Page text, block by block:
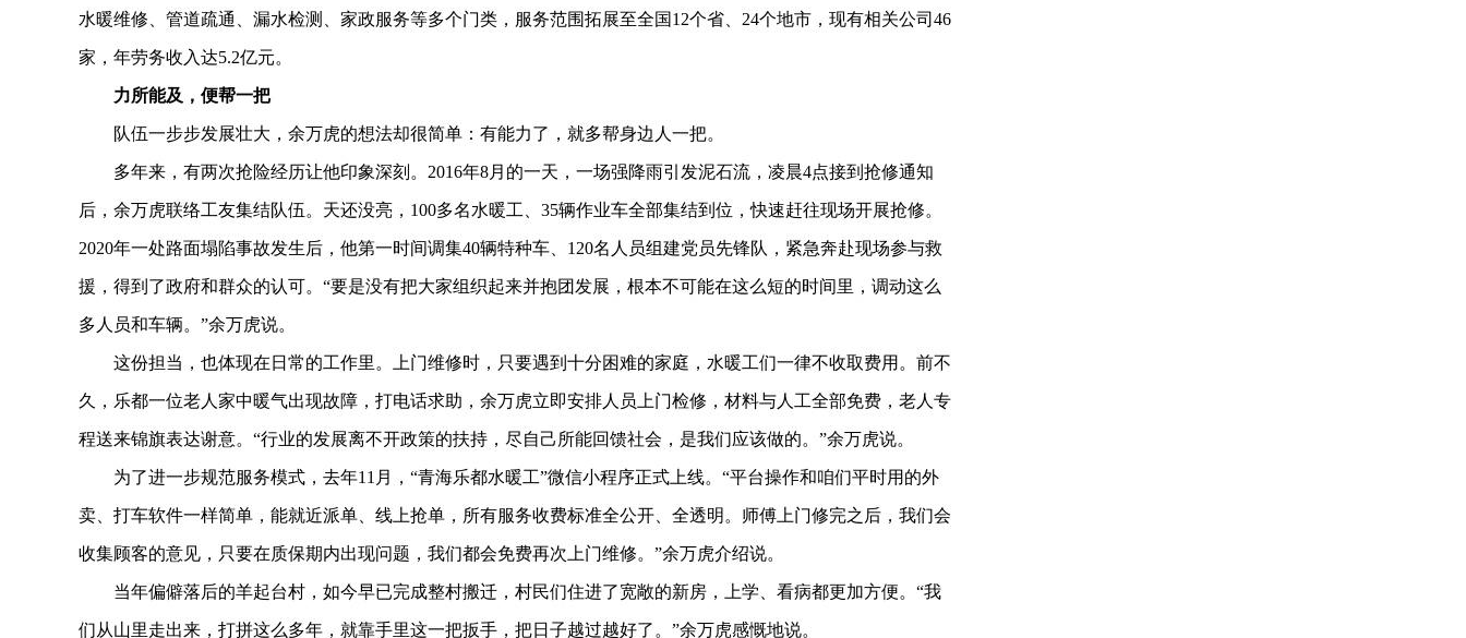
水暖维修、管道疏通、漏水检测、家政服务等多个门类，服务范围拓展至全国12个省、24个地市，现有相关公司46
家，年劳务收入达5.2亿元。
力所能及，便帮一把
队伍一步步发展壮大，余万虎的想法却很简单：有能力了，就多帮身边人一把。
多年来，有两次抢险经历让他印象深刻。2016年8月的一天，一场强降雨引发泥石流，凌晨4点接到抢修通知
后，余万虎联络工友集结队伍。天还没亮，100多名水暖工、35辆作业车全部集结到位，快速赶往现场开展抢修。
2020年一处路面塌陷事故发生后，他第一时间调集40辆特种车、120名人员组建党员先锋队，紧急奔赴现场参与救
援，得到了政府和群众的认可。“要是没有把大家组织起来并抱团发展，根本不可能在这么短的时间里，调动这么
多人员和车辆。”余万虎说。
这份担当，也体现在日常的工作里。上门维修时，只要遇到十分困难的家庭，水暖工们一律不收取费用。前不
久，乐都一位老人家中暖气出现故障，打电话求助，余万虎立即安排人员上门检修，材料与人工全部免费，老人专
程送来锦旗表达谢意。“行业的发展离不开政策的扶持，尽自己所能回馈社会，是我们应该做的。”余万虎说。
为了进一步规范服务模式，去年11月，“青海乐都水暖工”微信小程序正式上线。“平台操作和咱们平时用的外
卖、打车软件一样简单，能就近派单、线上抢单，所有服务收费标准全公开、全透明。师傅上门修完之后，我们会
收集顾客的意见，只要在质保期内出现问题，我们都会免费再次上门维修。”余万虎介绍说。
当年偏僻落后的羊起台村，如今早已完成整村搬迁，村民们住进了宽敞的新房，上学、看病都更加方便。“我
们从山里走出来，打拼这么多年，就靠手里这一把扳手，把日子越过越好了。”余万虎感慨地说。